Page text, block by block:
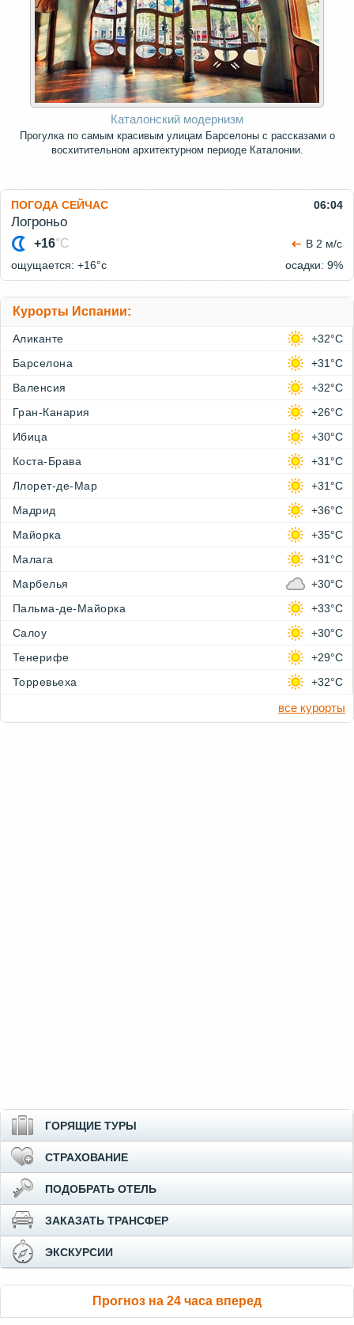
Каталонский модернизм
Прогулка по самым красивым улицам Барселоны с рассказами о
восхитительном архитектурном периоде Каталонии.
ПОГОДА СЕЙЧАС 06:04
Логроньо
+16°C
В 2 м/с
ощущается: +16°c
осадки: 9%
Курорты Испании:
Аликанте
+32°C
Барселона
+31°C
Валенсия
+32°C
Гран-Канария
+26°C
Ибица
+30°C
Коста-Брава
+31°C
Ллорет-де-Мар
+31°C
Мадрид
+36°C
Майорка
+35°C
Малага
+31°C
Марбелья
+30°C
Пальма-де-Майорка
+33°C
Салоу
+30°C
Тенерифе
+29°C
Торревьеха
+32°C
все курорты
ГОРЯЩИЕ ТУРЫ
СТРАХОВАНИЕ
ПОДОБРАТЬ ОТЕЛЬ
ЗАКАЗАТЬ ТРАНСФЕР
ЭКСКУРСИИ
Прогноз на 24 часа вперед